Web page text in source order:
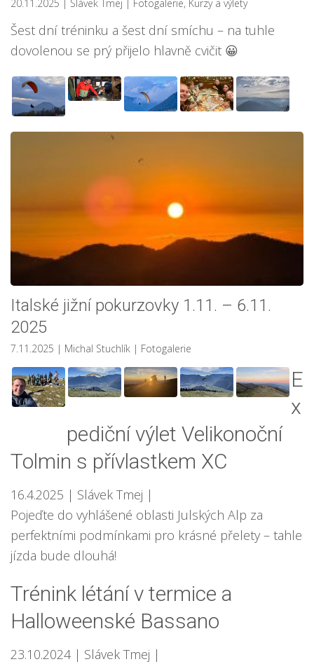
20.11.2025 | Slávek Tmej Fotogalerie, Kurzy a výlety
Šest dní tréninku a šest dní smíchu – na tuhle
dovolenou se prý přijelo hlavně cvičit 😀
Italské jižní pokurzovky 1.11. – 6.11.
2025
7.11.2025 | Michal Stuchlík | Fotogalerie
E
x
pediční výlet Velikonoční
Tolmin s přívlastkem XC
16.4.2025 | Slávek Tmej |
Pojeďte do vyhlášené oblasti Julských Alp za
perfektními podmínkami pro krásné přelety – tahle
jízda bude dlouhá!
Trénink létání v termice a
Halloweenské Bassano
23.10.2024 | Slávek Tmej |